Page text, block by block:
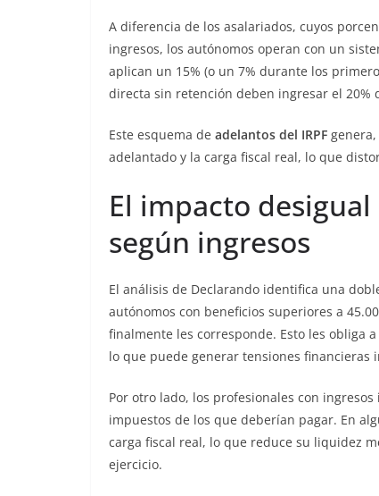
A diferencia de los asalariados, cuyos
ingresos, los autónomos operan con un
aplican un 15% (o un 7% durante los
directa sin retención deben ingresar el
Este esquema de adelantos del IRPF
adelantado y la carga fiscal real, lo que
El impacto
según ingresos
El análisis de Declarando identifica una
autónomos con beneficios superiores a
finalmente les corresponde. Esto les obliga
lo que puede generar tensiones financieras
Por otro lado, los profesionales con
impuestos de los que deberían pagar. En
carga fiscal real, lo que reduce su liquidez
ejercicio.